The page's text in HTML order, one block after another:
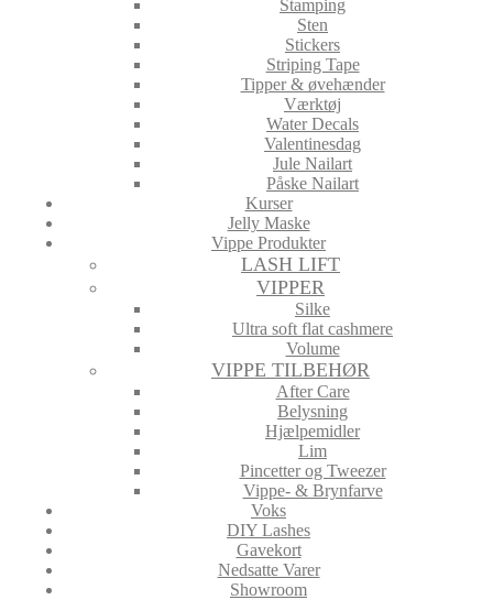
Stamping
Sten
Stickers
Striping Tape
Tipper & øvehænder
Værktøj
Water Decals
Valentinesdag
Jule Nailart
Påske Nailart
Kurser
Jelly Maske
Vippe Produkter
LASH LIFT
VIPPER
Silke
Ultra soft flat cashmere
Volume
VIPPE TILBEHØR
After Care
Belysning
Hjælpemidler
Lim
Pincetter og Tweezer
Vippe- & Brynfarve
Voks
DIY Lashes
Gavekort
Nedsatte Varer
Showroom